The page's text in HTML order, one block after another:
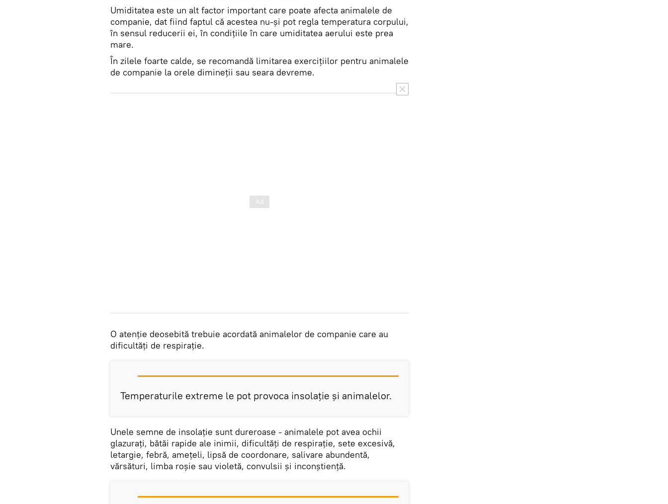
Umiditatea este un alt factor important care poate afecta animalele de
companie, dat fiind faptul că acestea nu-și pot regla temperatura corpului,
în sensul reducerii ei, în condițiile în care umiditatea aerului este prea
mare.
În zilele foarte calde, se recomandă limitarea exercițiilor pentru animalele
de companie la orele dimineții sau seara devreme.
O atenție deosebită trebuie acordată animalelor de companie care au
dificultăți de respirație.
Temperaturile extreme le pot provoca insolație și animalelor.
Unele semne de insolație sunt dureroase - animalele pot avea ochii
glazurați, bătăi rapide ale inimii, dificultăți de respirație, sete excesivă,
letargie, febră, amețeli, lipsă de coordonare, salivare abundentă,
vărsături, limba roșie sau violetă, convulsii și inconștiență.